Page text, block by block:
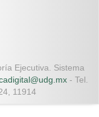
Ejecutiva. Sistema
- Tel.
11914